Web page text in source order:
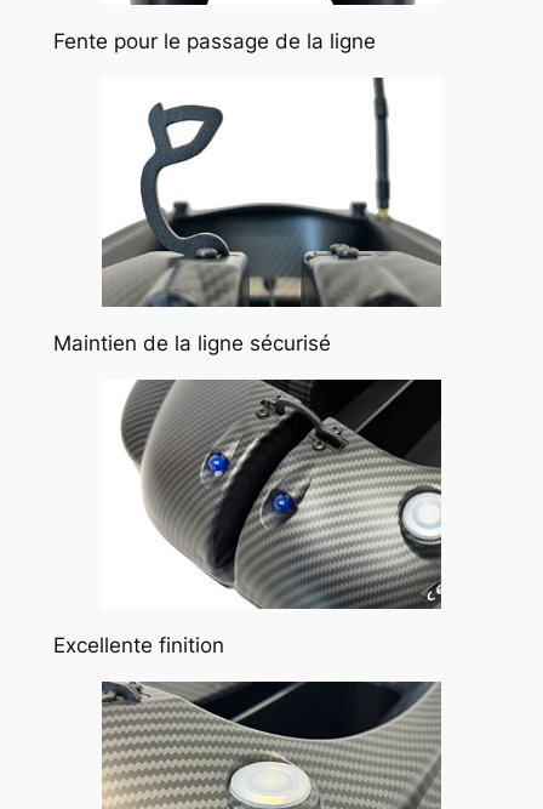
Fente pour le passage de la ligne
Maintien de la ligne sécurisé
Excellente finition